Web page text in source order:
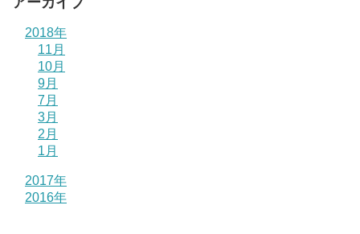
2018年
11月
10月
9月
7月
3月
2月
1月
2017年
2016年